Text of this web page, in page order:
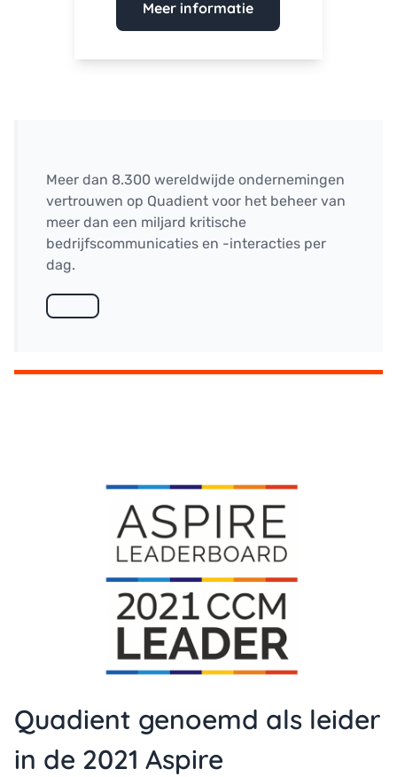
Meer informatie
Meer dan 8.300 wereldwijde ondernemingen
vertrouwen op Quadient voor het beheer van
meer dan een miljard kritische
bedrijfscommunicaties en -interacties per
dag.
Quadient genoemd als leider
in de 2021 Aspire